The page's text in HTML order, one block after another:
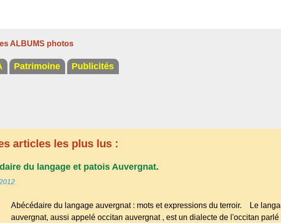
ALBUMS photos
Patrimoine Publicités
articles les plus lus :
du langage et patois Auvergnat.
Abécédaire du langage auvergnat : mots et expressions du terroir. Le
auvergnat, aussi appelé occitan auvergnat , est un dialecte de l'occitan parlé